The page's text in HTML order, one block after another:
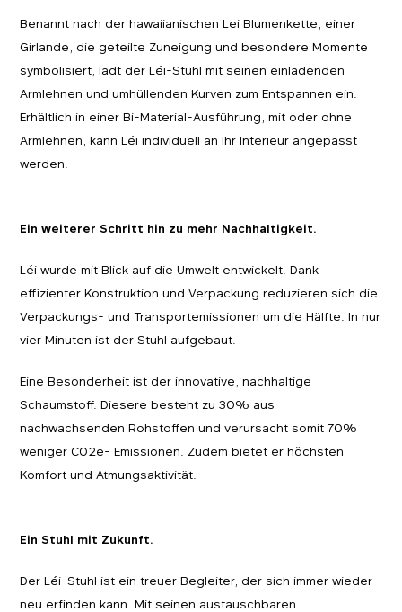
Benannt nach der hawaiianischen Lei Blumenkette, einer
Girlande, die geteilte Zuneigung und besondere Momente
symbolisiert, lädt der Léi-Stuhl mit seinen einladenden
Armlehnen und umhüllenden Kurven zum Entspannen ein.
Erhältlich in einer Bi-Material-Ausführung, mit oder ohne
Armlehnen, kann Léi individuell an Ihr Interieur angepasst
werden.
Ein weiterer Schritt hin zu mehr Nachhaltigkeit.
Léi wurde mit Blick auf die Umwelt entwickelt. Dank
effizienter Konstruktion und Verpackung reduzieren sich die
Verpackungs- und Transportemissionen um die Hälfte. In nur
vier Minuten ist der Stuhl aufgebaut.
Eine Besonderheit ist der innovative, nachhaltige
Schaumstoff. Diesere besteht zu 30% aus
nachwachsenden Rohstoffen und verursacht somit 70%
weniger CO2e- Emissionen. Zudem bietet er höchsten
Komfort und Atmungsaktivität.
Ein Stuhl mit Zukunft.
Der Léi-Stuhl ist ein treuer Begleiter, der sich immer wieder
neu erfinden kann. Mit seinen austauschbaren